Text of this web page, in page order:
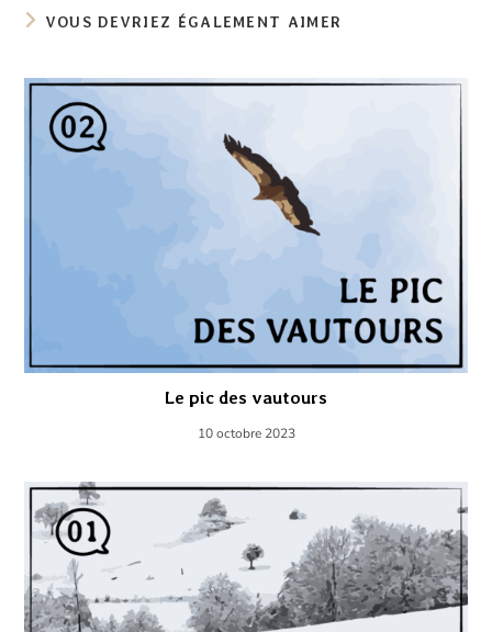
VOUS DEVRIEZ ÉGALEMENT AIMER
Le pic des vautours
10 octobre 2023